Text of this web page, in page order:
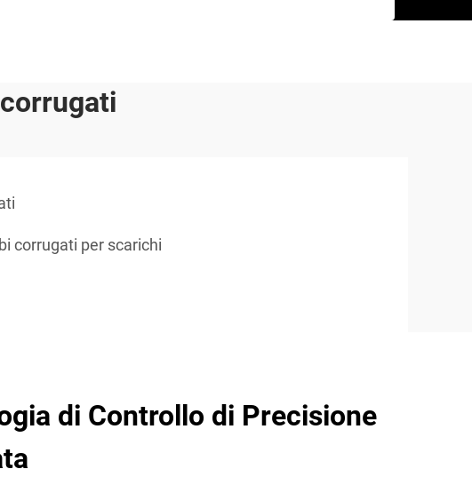
corrugati per scarichi
di Controllo di Precisione